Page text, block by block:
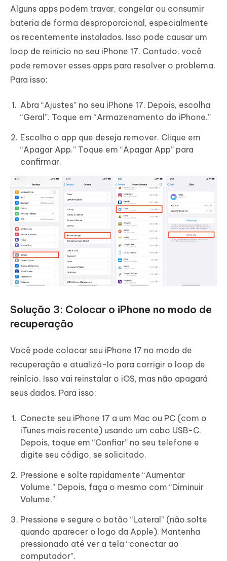
Alguns apps podem travar, congelar ou consumir
bateria de forma desproporcional, especialmente
os recentemente instalados. Isso pode causar um
loop de reinício no seu iPhone 17. Contudo, você
pode remover esses apps para resolver o problema.
Para isso:
Abra “Ajustes” no seu iPhone 17. Depois, escolha
“Geral”. Toque em “Armazenamento do iPhone.”
Escolha o app que deseja remover. Clique em
“Apagar App.” Toque em “Apagar App” para
confirmar.
Solução 3: Colocar o iPhone no modo de
recuperação
Você pode colocar seu iPhone 17 no modo de
recuperação e atualizá-lo para corrigir o loop de
reinício. Isso vai reinstalar o iOS, mas não apagará
seus dados. Para isso:
Conecte seu iPhone 17 a um Mac ou PC (com o
iTunes mais recente) usando um cabo USB-C.
Depois, toque em “Confiar” no seu telefone e
digite seu código, se solicitado.
Pressione e solte rapidamente “Aumentar
Volume.” Depois, faça o mesmo com “Diminuir
Volume.”
Pressione e segure o botão “Lateral” (não solte
quando aparecer o logo da Apple). Mantenha
pressionado até ver a tela “conectar ao
computador”.